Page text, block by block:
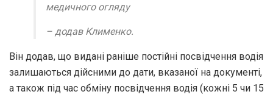
медичного огляду
– додав Клименко.
Він додав, що видані раніше постійні посвідчення водія
залишаються дійсними до дати, вказаної на документі,
а також під час обміну посвідчення водія (кожні 5 чи 15